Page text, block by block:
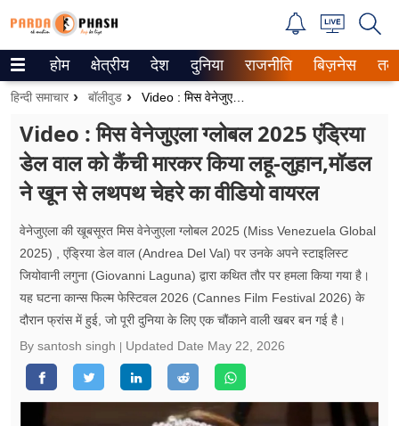
Trending on Google News
वेब स्टोरीज
उत्तर प्रदेश
गैलरी
वीडियो
रिलेशनशिप
जीवन मंत्रा
फूड
होम क्षेत्रीय देश दुनिया राजनीति बिज़नेस
हिन्दी समाचार बॉलीवुड Video : मिस वेनेजुएला ग्लोबल 2025 एंड्रिया डेल वाल को कैंची मारकर किया लहू-लुहान,मॉडल ने खून से लथपथ चेहरे का वीडियो वायरल
Video : मिस वेनेजुएला ग्लोबल 2025 एंड्रिया
डेल वाल को कैंची मारकर किया लहू-लुहान,मॉडल
ने खून से लथपथ चेहरे का वीडियो वायरल
वेनेजुएला की खूबसूरत मिस वेनेजुएला ग्लोबल 2025 (Miss Venezuela Global
2025) , एंड्रिया डेल वाल (Andrea Del Val) पर उनके अपने स्टाइलिस्ट
जियोवानी लगुना (Giovanni Laguna) द्वारा कथित तौर पर हमला किया गया है।
यह घटना कान्स फिल्म फेस्टिवल 2026 (Cannes Film Festival 2026) के
दौरान फ्रांस में हुई, जो पूरी दुनिया के लिए एक चौंकाने वाली खबर बन गई है।
By santosh singh
Updated Date May 22, 2026